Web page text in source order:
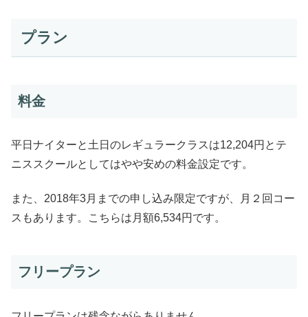
プラン
料金
平日ナイターと土日のレギュラークラスは12,204円とテ
ニススクールとしてはやや安めの料金設定です。
また、2018年3月までの申し込み限定ですが、月２回コー
スもあります。こちらは月額6,534円です。
フリープラン